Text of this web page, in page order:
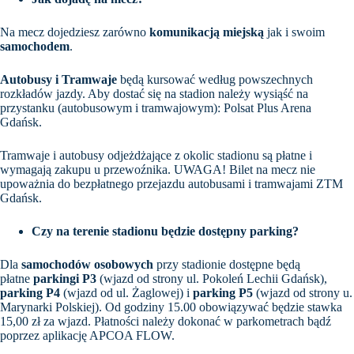
Na mecz dojedziesz zarówno komunikacją miejską jak i swoim
samochodem.
Autobusy i Tramwaje będą kursować według powszechnych
rozkładów jazdy. Aby dostać się na stadion należy wysiąść na
przystanku (autobusowym i tramwajowym): Polsat Plus Arena
Gdańsk.
Tramwaje i autobusy odjeżdżające z okolic stadionu są płatne i
wymagają zakupu u przewoźnika. UWAGA! Bilet na mecz nie
upoważnia do bezpłatnego przejazdu autobusami i tramwajami ZTM
Gdańsk.
Czy na terenie stadionu będzie dostępny parking?
Dla samochodów osobowych przy stadionie dostępne będą
płatne parkingi P3 (wjazd od strony ul. Pokoleń Lechii Gdańsk),
parking P4 (wjazd od ul. Żaglowej) i parking P5 (wjazd od strony u.
Marynarki Polskiej). Od godziny 15.00 obowiązywać będzie stawka
15,00 zł za wjazd. Płatności należy dokonać w parkometrach bądź
poprzez aplikację APCOA FLOW.